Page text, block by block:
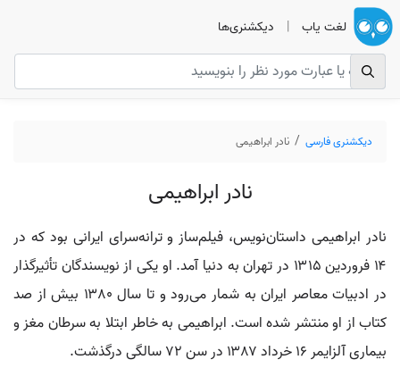
لغت یاب | دیکشنری‌ها
دیکشنری فارسی نادر ابراهیمی
نادر ابراهیمی
نادر ابراهیمی داستان‌نویس، فیلم‌ساز و ترانه‌سرای ایرانی بود که در
۱۴ فروردین ۱۳۱۵ در تهران به دنیا آمد. او یکی از نویسندگان تأثیرگذار
در ادبیات معاصر ایران به شمار می‌رود و تا سال ۱۳۸۰ بیش از صد
کتاب از او منتشر شده است. ابراهیمی به خاطر ابتلا به سرطان مغز و
بیماری آلزایمر ۱۶ خرداد ۱۳۸۷ در سن ۷۲ سالگی درگذشت.